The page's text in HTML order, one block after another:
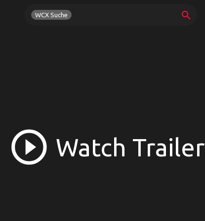
WCX Suche search
play_circle_outline Watch Trailer